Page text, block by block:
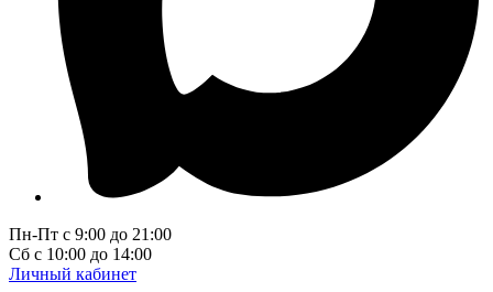
Пн-Пт с 9:00 до 21:00
Сб с 10:00 до 14:00
Личный кабинет